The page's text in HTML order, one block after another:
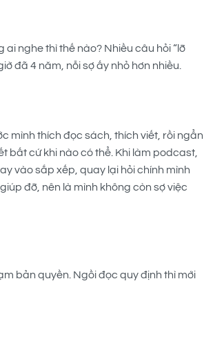
nghe thì thế nào? Nhiều câu hỏi “lỡ
đã 4 năm, nỗi sợ ấy nhỏ hơn nhiều.
mình thích đọc sách, thích viết, rồi ngẩn
bất cứ khi nào có thể. Khi làm podcast,
vào sắp xếp, quay lại hỏi chính mình
đỡ, nên là mình không còn sợ việc
bản quyền. Ngồi đọc quy định thì mới